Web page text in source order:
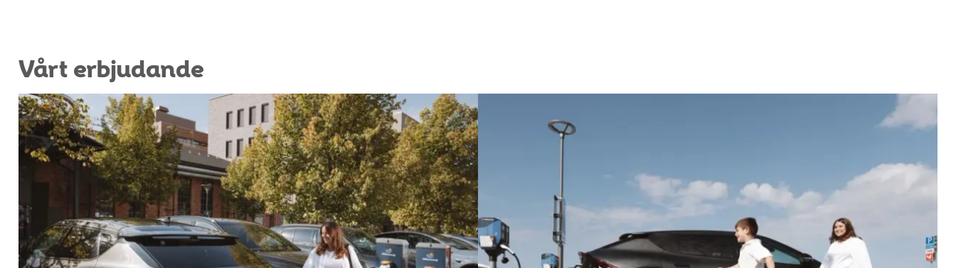
Vårt erbjudande